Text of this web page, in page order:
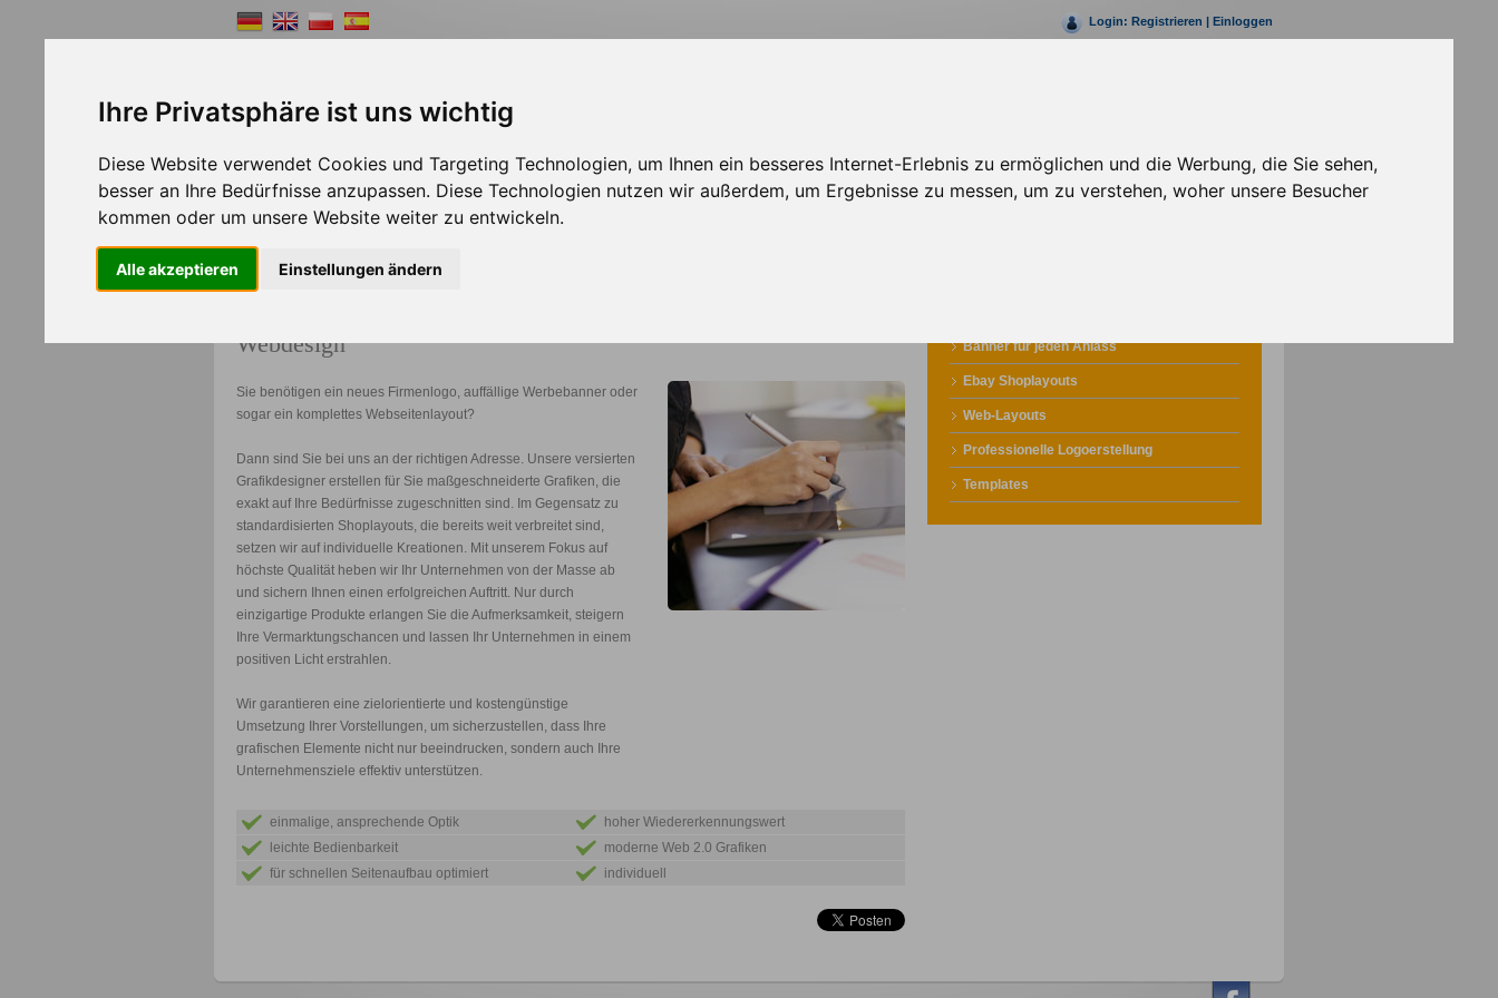
Ihre Privatsphäre ist uns wichtig
Diese Website verwendet Cookies und Targeting Technologien, um Ihnen ein besseres Internet-Erlebnis zu ermöglichen und die Werbung, die Sie sehen,
besser an Ihre Bedürfnisse anzupassen. Diese Technologien nutzen wir außerdem, um Ergebnisse zu messen, um zu verstehen, woher unsere Besucher
kommen oder um unsere Website weiter zu entwickeln.
Alle akzeptieren Einstellungen ändern
Login: Registrieren | Einloggen
Shopsystem Webdesign Solutions Werbepartner
Home>> Webdesign
Webdesign
Sie benötigen ein neues Firmenlogo, auffällige Werbebanner oder
sogar ein komplettes Webseitenlayout?
Dann sind Sie bei uns an der richtigen Adresse. Unsere versierten
Grafikdesigner erstellen für Sie maßgeschneiderte Grafiken, die
exakt auf Ihre Bedürfnisse zugeschnitten sind. Im Gegensatz zu
standardisierten Shoplayouts, die bereits weit verbreitet sind,
setzen wir auf individuelle Kreationen. Mit unserem Fokus auf
höchste Qualität heben wir Ihr Unternehmen von der Masse ab
und sichern Ihnen einen erfolgreichen Auftritt. Nur durch
einzigartige Produkte erlangen Sie die Aufmerksamkeit, steigern
Ihre Vermarktungschancen und lassen Ihr Unternehmen in einem
positiven Licht erstrahlen.
Wir garantieren eine zielorientierte und kostengünstige
Umsetzung Ihrer Vorstellungen, um sicherzustellen, dass Ihre
grafischen Elemente nicht nur beeindrucken, sondern auch Ihre
Unternehmensziele effektiv unterstützen.
einmalige, ansprechende Optik
hoher Wiedererkennungswert
leichte Bedienbarkeit
moderne Web 2.0 Grafiken
für schnellen Seitenaufbau optimiert
individuell
Banner für jeden Anlass
Ebay Shoplayouts
Web-Layouts
Professionelle Logoerstellung
Templates